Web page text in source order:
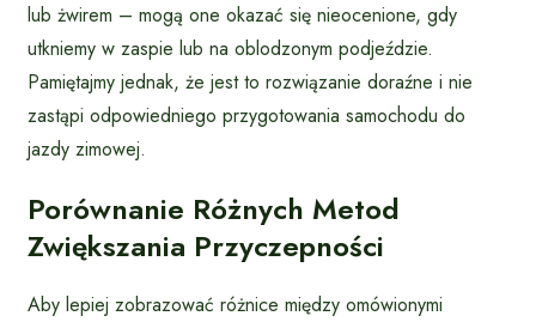
lub żwirem – mogą one okazać się nieocenione, gdy
utkniemy w zaspie lub na oblodzonym podjeździe.
Pamiętajmy jednak, że jest to rozwiązanie doraźne i nie
zastąpi odpowiedniego przygotowania samochodu do
jazdy zimowej.
Porównanie Różnych Metod
Zwiększania Przyczepności
Aby lepiej zobrazować różnice między omówionymi